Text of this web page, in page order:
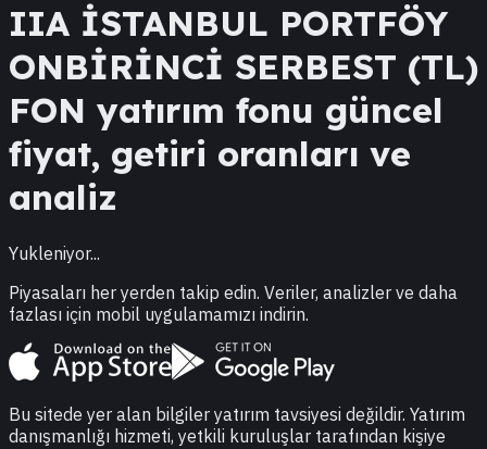
IIA İSTANBUL PORTFÖY
ONBİRİNCİ SERBEST (TL)
FON yatırım fonu güncel
fiyat, getiri oranları ve
analiz
Yukleniyor...
Piyasaları her yerden takip edin. Veriler, analizler ve daha
fazlası için mobil uygulamamızı indirin.
Bu sitede yer alan bilgiler yatırım tavsiyesi değildir. Yatırım
danışmanlığı hizmeti, yetkili kuruluşlar tarafından kişiye